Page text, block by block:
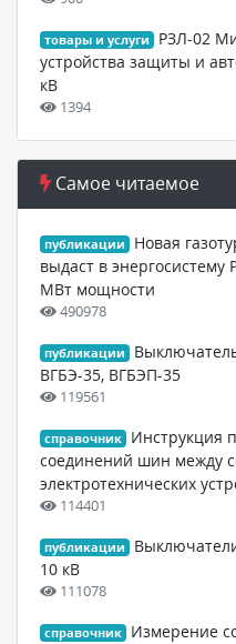
товары и услуги
РЗЛ-02
устройства защиты и
кВ
1394
Самое читаемое
публикации
Новая
выдаст в энергосистему
МВт мощности
490978
публикации
ВГБЭ-35, ВГБЭП-35
119561
справочник
Инструкция
соединений шин между
электротехнических
114401
публикации
10 кВ
111078
справочник
Измерение